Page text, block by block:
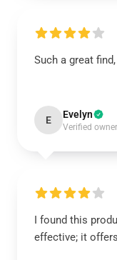
Such a great
E Evelyn
Verified owner
I found this
effective; it